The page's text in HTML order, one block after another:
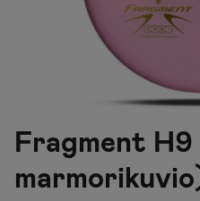
Fragment